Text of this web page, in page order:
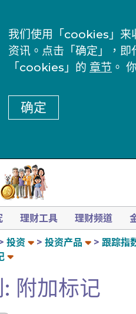
我们使用「cookies」来
资讯。点击「确定」，
「cookies」的 章节 。
确定
理财工具 理财频道
投资 投资产品 跟踪指
附加标记